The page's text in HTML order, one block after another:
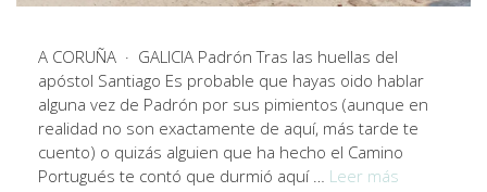
A CORUÑA · GALICIA Padrón Tras las huellas del
apóstol Santiago Es probable que hayas oido hablar
alguna vez de Padrón por sus pimientos (aunque en
realidad no son exactamente de aquí, más tarde te
cuento) o quizás alguien que ha hecho el Camino
Portugués te contó que durmió aquí … Leer más